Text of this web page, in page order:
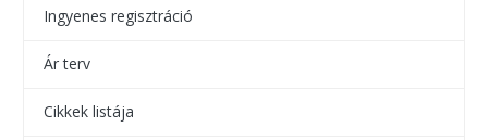
Ingyenes regisztráció
Ár terv
Cikkek listája